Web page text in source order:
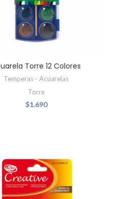
Torre 12 Colores
Temperas - Acuarelas
Torre
$1.690